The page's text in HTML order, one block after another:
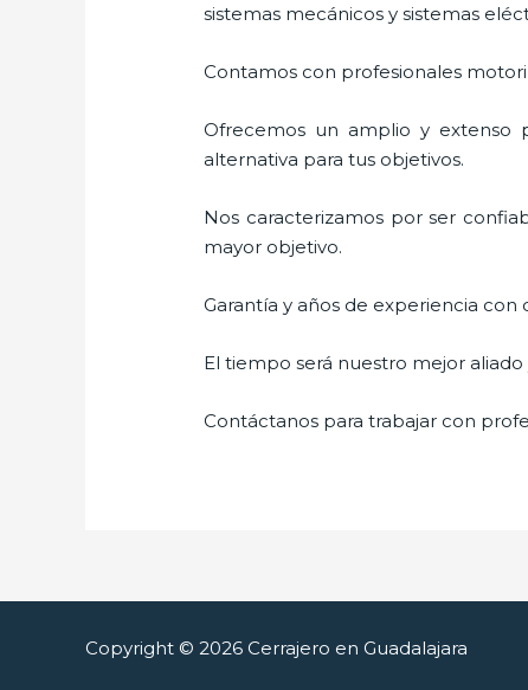
sistemas mecánicos y sistemas
Contamos con profesionales
Ofrecemos un amplio y extenso
alternativa para tus objetivos.
Nos caracterizamos por ser
mayor objetivo.
Garantía y años de experiencia con
El tiempo será nuestro mejor aliado
Contáctanos para trabajar con
Copyright © 2026 Cerrajero en Guadalajara